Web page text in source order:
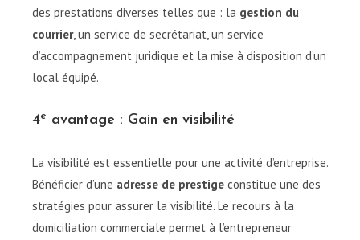
des prestations diverses telles que : la gestion du
courrier, un service de secrétariat, un service
d’accompagnement juridique et la mise à disposition d’un
local équipé.
4e avantage : Gain en visibilité
La visibilité est essentielle pour une activité d’entreprise.
Bénéficier d’une adresse de prestige constitue une des
stratégies pour assurer la visibilité. Le recours à la
domiciliation commerciale permet à l’entrepreneur